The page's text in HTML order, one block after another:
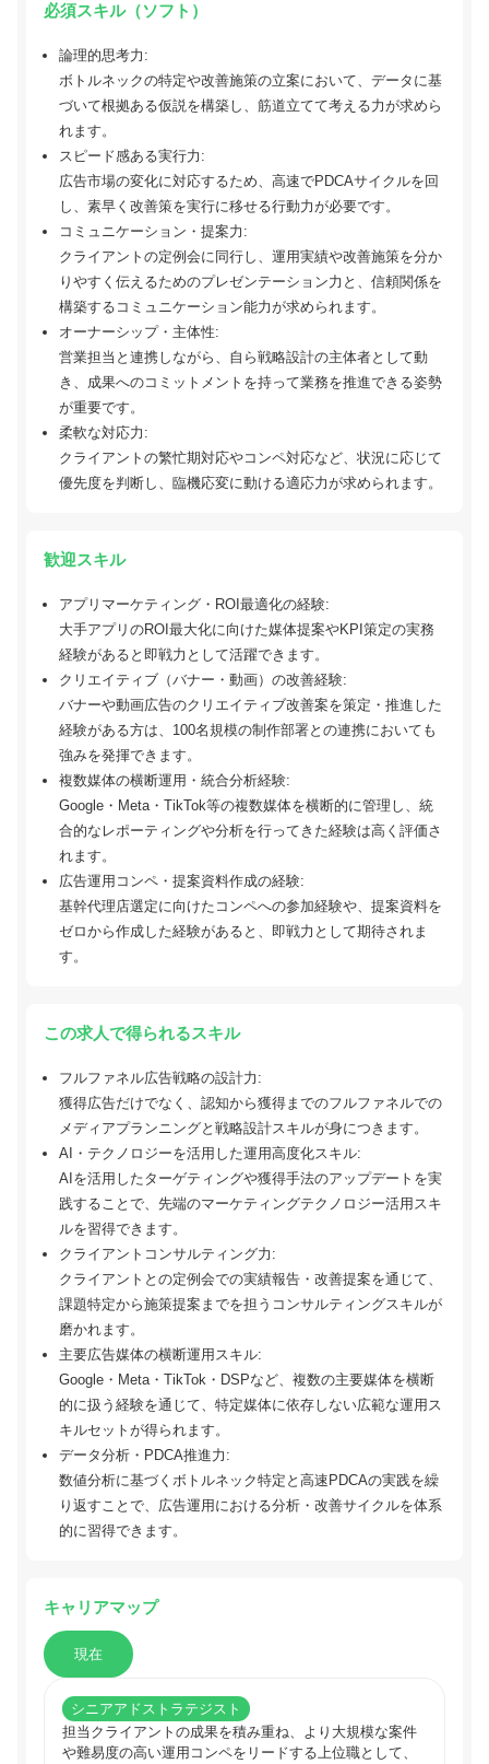
必須スキル（ソフト）
論理的思考力:
ボトルネックの特定や改善施策の立案において、データに基
づいて根拠ある仮説を構築し、筋道立てて考える力が求めら
れます。
スピード感ある実行力:
広告市場の変化に対応するため、高速でPDCAサイクルを回
し、素早く改善策を実行に移せる行動力が必要です。
コミュニケーション・提案力:
クライアントの定例会に同行し、運用実績や改善施策を分か
りやすく伝えるためのプレゼンテーション力と、信頼関係を
構築するコミュニケーション能力が求められます。
オーナーシップ・主体性:
営業担当と連携しながら、自ら戦略設計の主体者として動
き、成果へのコミットメントを持って業務を推進できる姿勢
が重要です。
柔軟な対応力:
クライアントの繁忙期対応やコンペ対応など、状況に応じて
優先度を判断し、臨機応変に動ける適応力が求められます。
歓迎スキル
アプリマーケティング・ROI最適化の経験:
大手アプリのROI最大化に向けた媒体提案やKPI策定の実務
経験があると即戦力として活躍できます。
クリエイティブ（バナー・動画）の改善経験:
バナーや動画広告のクリエイティブ改善案を策定・推進した
経験がある方は、100名規模の制作部署との連携においても
強みを発揮できます。
複数媒体の横断運用・統合分析経験:
Google・Meta・TikTok等の複数媒体を横断的に管理し、統
合的なレポーティングや分析を行ってきた経験は高く評価さ
れます。
広告運用コンペ・提案資料作成の経験:
基幹代理店選定に向けたコンペへの参加経験や、提案資料を
ゼロから作成した経験があると、即戦力として期待されま
す。
この求人で得られるスキル
フルファネル広告戦略の設計力:
獲得広告だけでなく、認知から獲得までのフルファネルでの
メディアプランニングと戦略設計スキルが身につきます。
AI・テクノロジーを活用した運用高度化スキル:
AIを活用したターゲティングや獲得手法のアップデートを実
践することで、先端のマーケティングテクノロジー活用スキ
ルを習得できます。
クライアントコンサルティング力:
クライアントとの定例会での実績報告・改善提案を通じて、
課題特定から施策提案までを担うコンサルティングスキルが
磨かれます。
主要広告媒体の横断運用スキル:
Google・Meta・TikTok・DSPなど、複数の主要媒体を横断
的に扱う経験を通じて、特定媒体に依存しない広範な運用ス
キルセットが得られます。
データ分析・PDCA推進力:
数値分析に基づくボトルネック特定と高速PDCAの実践を繰
り返すことで、広告運用における分析・改善サイクルを体系
的に習得できます。
キャリアマップ
現在
シニアアドストラテジスト
担当クライアントの成果を積み重ね、より大規模な案件
や難易度の高い運用コンペをリードする上位職として、